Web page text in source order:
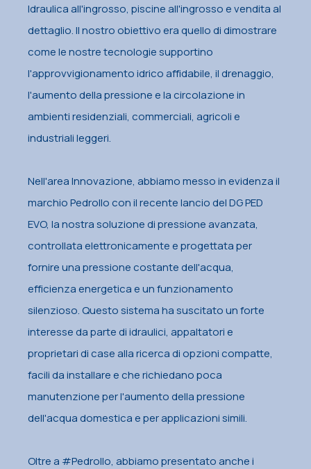
Idraulica all'ingrosso, piscine all'ingrosso e vendita al
dettaglio. Il nostro obiettivo era quello di dimostrare
come le nostre tecnologie supportino
l'approvvigionamento idrico affidabile, il drenaggio,
l'aumento della pressione e la circolazione in
ambienti residenziali, commerciali, agricoli e
industriali leggeri.
Nell'area Innovazione, abbiamo messo in evidenza il
marchio Pedrollo con il recente lancio del DG PED
EVO, la nostra soluzione di pressione avanzata,
controllata elettronicamente e progettata per
fornire una pressione costante dell'acqua,
efficienza energetica e un funzionamento
silenzioso. Questo sistema ha suscitato un forte
interesse da parte di idraulici, appaltatori e
proprietari di case alla ricerca di opzioni compatte,
facili da installare e che richiedano poca
manutenzione per l'aumento della pressione
dell'acqua domestica e per applicazioni simili.
Oltre a #Pedrollo, abbiamo presentato anche i